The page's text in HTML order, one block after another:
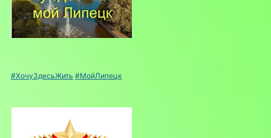
#ХочуЗдесьЖить #МойЛипецк